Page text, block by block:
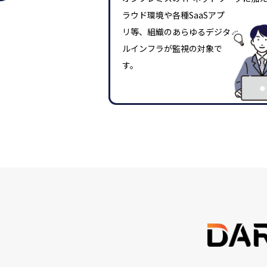
ラウド環境や各種SaaSアプ
リ等、組織のあらゆるデジタ
ルインフラが監視の対象で
す。